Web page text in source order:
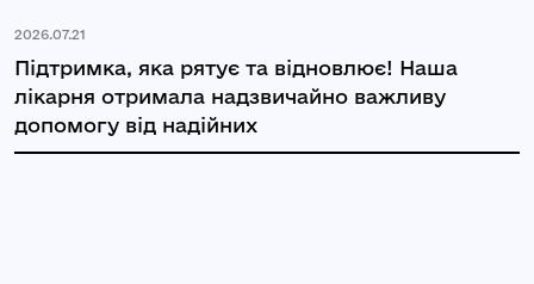
2026.07.21
Підтримка, яка рятує та відновлює! Наша
лікарня отримала надзвичайно важливу
допомогу від надійних